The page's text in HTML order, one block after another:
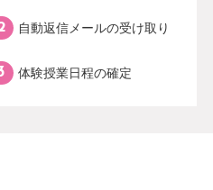
自動返信メールの受け取り
体験授業日程の確定